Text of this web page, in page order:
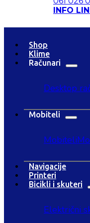
INFO
Shop
Klime
Računari
Desktop
Mobiteli
Mobiteli
Navigacije
Printeri
Bicikli i skuteri
Električni